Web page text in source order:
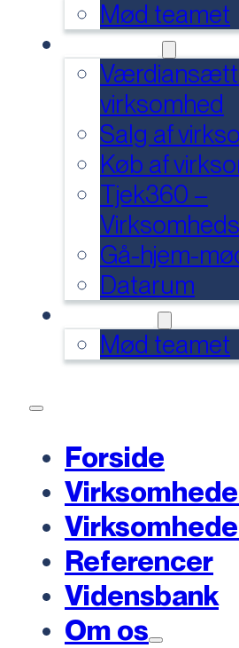
Mød teamet
virksomhed
Salg af
Køb af
Tjek360 –
Gå-hjem-
Datarum
Mød teamet
Forside
Referencer
Vidensbank
Om os